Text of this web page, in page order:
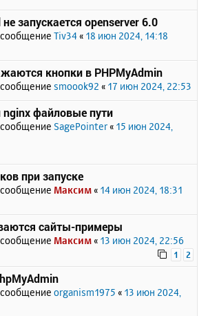
запускается openserver 6.0
Tiv34 « 18 июн 2024, 14:18
кнопки в PHPMyAdmin
smoook92 « 17 июн 2024, 22:53
nginx файловые пути
SagePointer « 15 июн 2024,
при запуске
Максим « 14 июн 2024, 18:31
сайты-примеры
Максим « 13 июн 2024, 22:56
1 2
organism1975 « 13 июн 2024,